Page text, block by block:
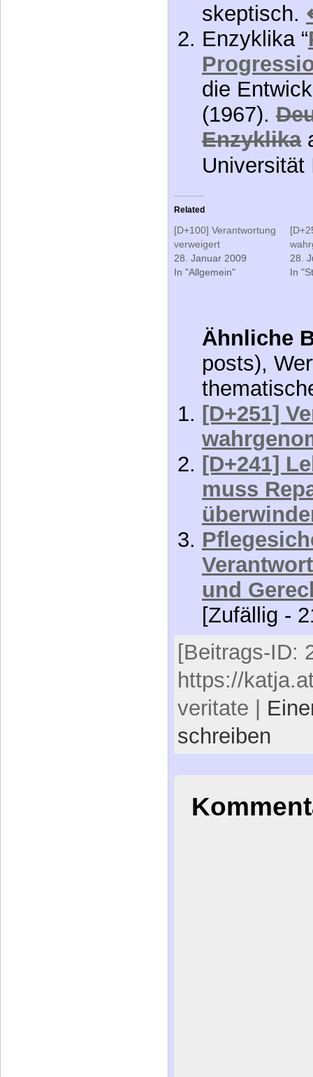
skeptisch.
Enzyklika “
die
(1967).
Enzyklika
Related
[D+100] Verantwortung
verweigert
28. Januar 2009
In "Allgemein"
28.
In
Ähnliche
posts),
[D+251]
[D+241]
muss
und
[Zufällig -
[Beitrags-ID:
https://
veritate |
schreiben